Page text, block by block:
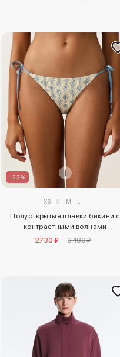
–22%
XS S M L
Полуоткрытые плавки бикини с
контрастными волнами
2730 ₽
3480 ₽